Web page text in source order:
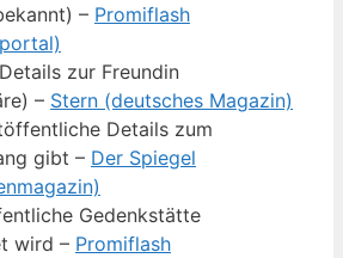
– Promiflash
zur Freundin
– Stern (deutsches Magazin)
Details zum
gibt – Der Spiegel
Gedenkstätte
wird – Promiflash